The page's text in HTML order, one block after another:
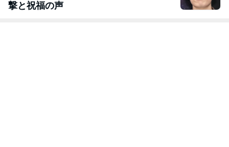
撃と祝福の声